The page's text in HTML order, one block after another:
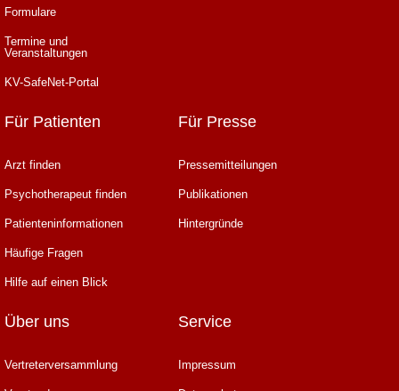
Formulare
Termine und
Veranstaltungen
KV-SafeNet-Portal
Für Patienten
Arzt finden
Psychotherapeut finden
Patienteninformationen
Häufige Fragen
Hilfe auf einen Blick
Für Presse
Pressemitteilungen
Publikationen
Hintergründe
Über uns
Vertreterversammlung
Service
Impressum